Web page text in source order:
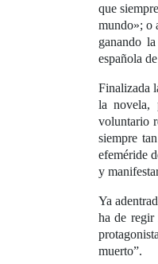
que
mundo»; o
ganando
española
Finalizada
la novela,
voluntario
siempre
efeméride
y
Ya
ha de regir
muerto”.